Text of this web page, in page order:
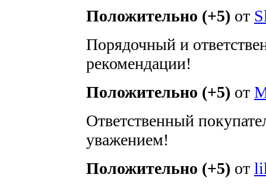
Положительно (+5) от
Порядочный и
рекомендации!
Положительно (+5) от
Ответственный
уважением!
Положительно (+5) от